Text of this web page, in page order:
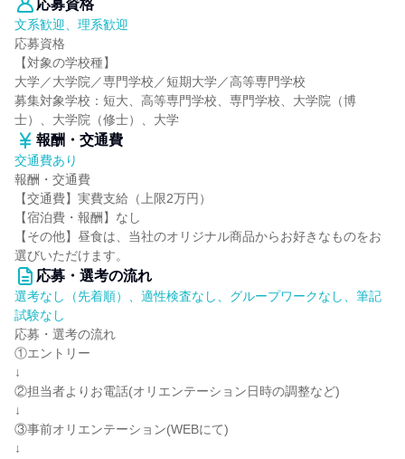
応募資格
文系歓迎、理系歓迎
応募資格
【対象の学校種】
大学／大学院／専門学校／短期大学／高等専門学校
募集対象学校：短大、高等専門学校、専門学校、大学院（博
士）、大学院（修士）、大学
報酬・交通費
交通費あり
報酬・交通費
【交通費】実費支給（上限2万円）
【宿泊費・報酬】なし
【その他】昼食は、当社のオリジナル商品からお好きなものをお
選びいただけます。
応募・選考の流れ
選考なし（先着順）、適性検査なし、グループワークなし、筆記
試験なし
応募・選考の流れ
①エントリー
↓
②担当者よりお電話(オリエンテーション日時の調整など)
↓
③事前オリエンテーション(WEBにて)
↓